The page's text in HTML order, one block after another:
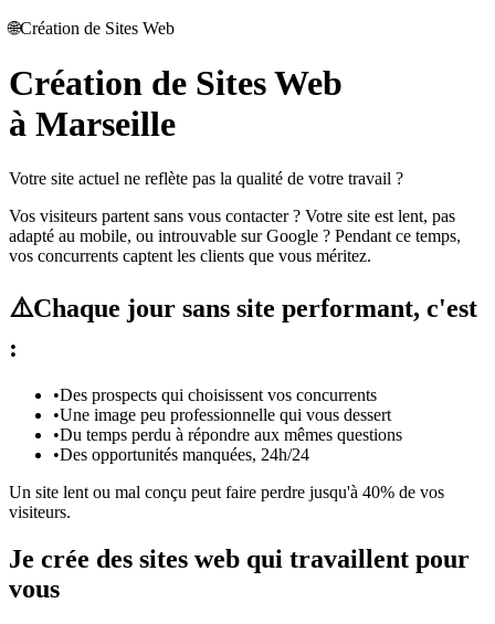
🌐Création de Sites Web
Création de Sites Web
à Marseille
Votre site actuel ne reflète pas la qualité de votre travail ?
Vos visiteurs partent sans vous contacter ? Votre site est lent, pas
adapté au mobile, ou introuvable sur Google ? Pendant ce temps,
vos concurrents captent les clients que vous méritez.
⚠️Chaque jour sans site performant, c'est
:
•Des prospects qui choisissent vos concurrents
•Une image peu professionnelle qui vous dessert
•Du temps perdu à répondre aux mêmes questions
•Des opportunités manquées, 24h/24
Un site lent ou mal conçu peut faire perdre jusqu'à 40% de vos
visiteurs.
Je crée des sites web qui travaillent pour
vous